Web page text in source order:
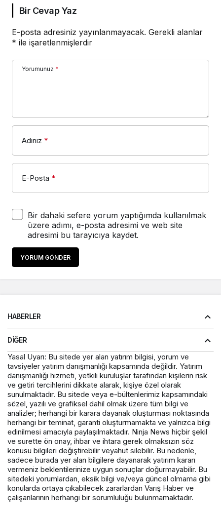
Bir Cevap Yaz
E-posta adresiniz yayınlanmayacak. Gerekli alanlar
* ile işaretlenmişlerdir
Yorumunuz *
Adınız *
E-Posta *
Bir dahaki sefere yorum yaptığımda kullanılmak
üzere adımı, e-posta adresimi ve web site
adresimi bu tarayıcıya kaydet.
YORUM GÖNDER
HABERLER
DIĞER
Yasal Uyarı: Bu sitede yer alan yatırım bilgisi, yorum ve
tavsiyeler yatırım danışmanlığı kapsamında değildir. Yatırım
danışmanlığı hizmeti, yetkili kuruluşlar tarafından kişilerin risk
ve getiri tercihlerini dikkate alarak, kişiye özel olarak
sunulmaktadır. Bu sitede veya e-bültenlerimiz kapsamındaki
sözel, yazılı ve grafiksel dahil olmak üzere tüm bilgi ve
analizler; herhangi bir karara dayanak oluşturması noktasında
herhangi bir teminat, garanti oluşturmamakta ve yalnızca bilgi
edinilmesi amacıyla paylaşılmaktadır. Ninja News hiçbir şekil
ve surette ön onay, ihbar ve ihtara gerek olmaksızın söz
konusu bilgileri değiştirebilir veyahut silebilir. Bu nedenle,
sadece burada yer alan bilgilere dayanarak yatırım kararı
vermeniz beklentilerinize uygun sonuçlar doğurmayabilir. Bu
sitedeki yorumlardan, eksik bilgi ve/veya güncel olmama gibi
konularda ortaya çıkabilecek zararlardan Varış Haber ve
çalışanlarının herhangi bir sorumluluğu bulunmamaktadır.